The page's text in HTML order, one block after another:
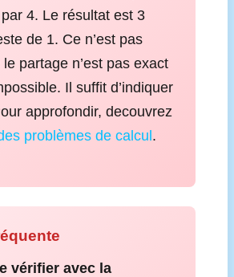
4. Le résultat est 3
de 1. Ce n’est pas
partage n’est pas exact
Il suffit d’indiquer
approfondir, decouvrez
problèmes de calcul.
vérifier avec la